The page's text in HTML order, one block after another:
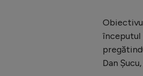
începutul
Dan